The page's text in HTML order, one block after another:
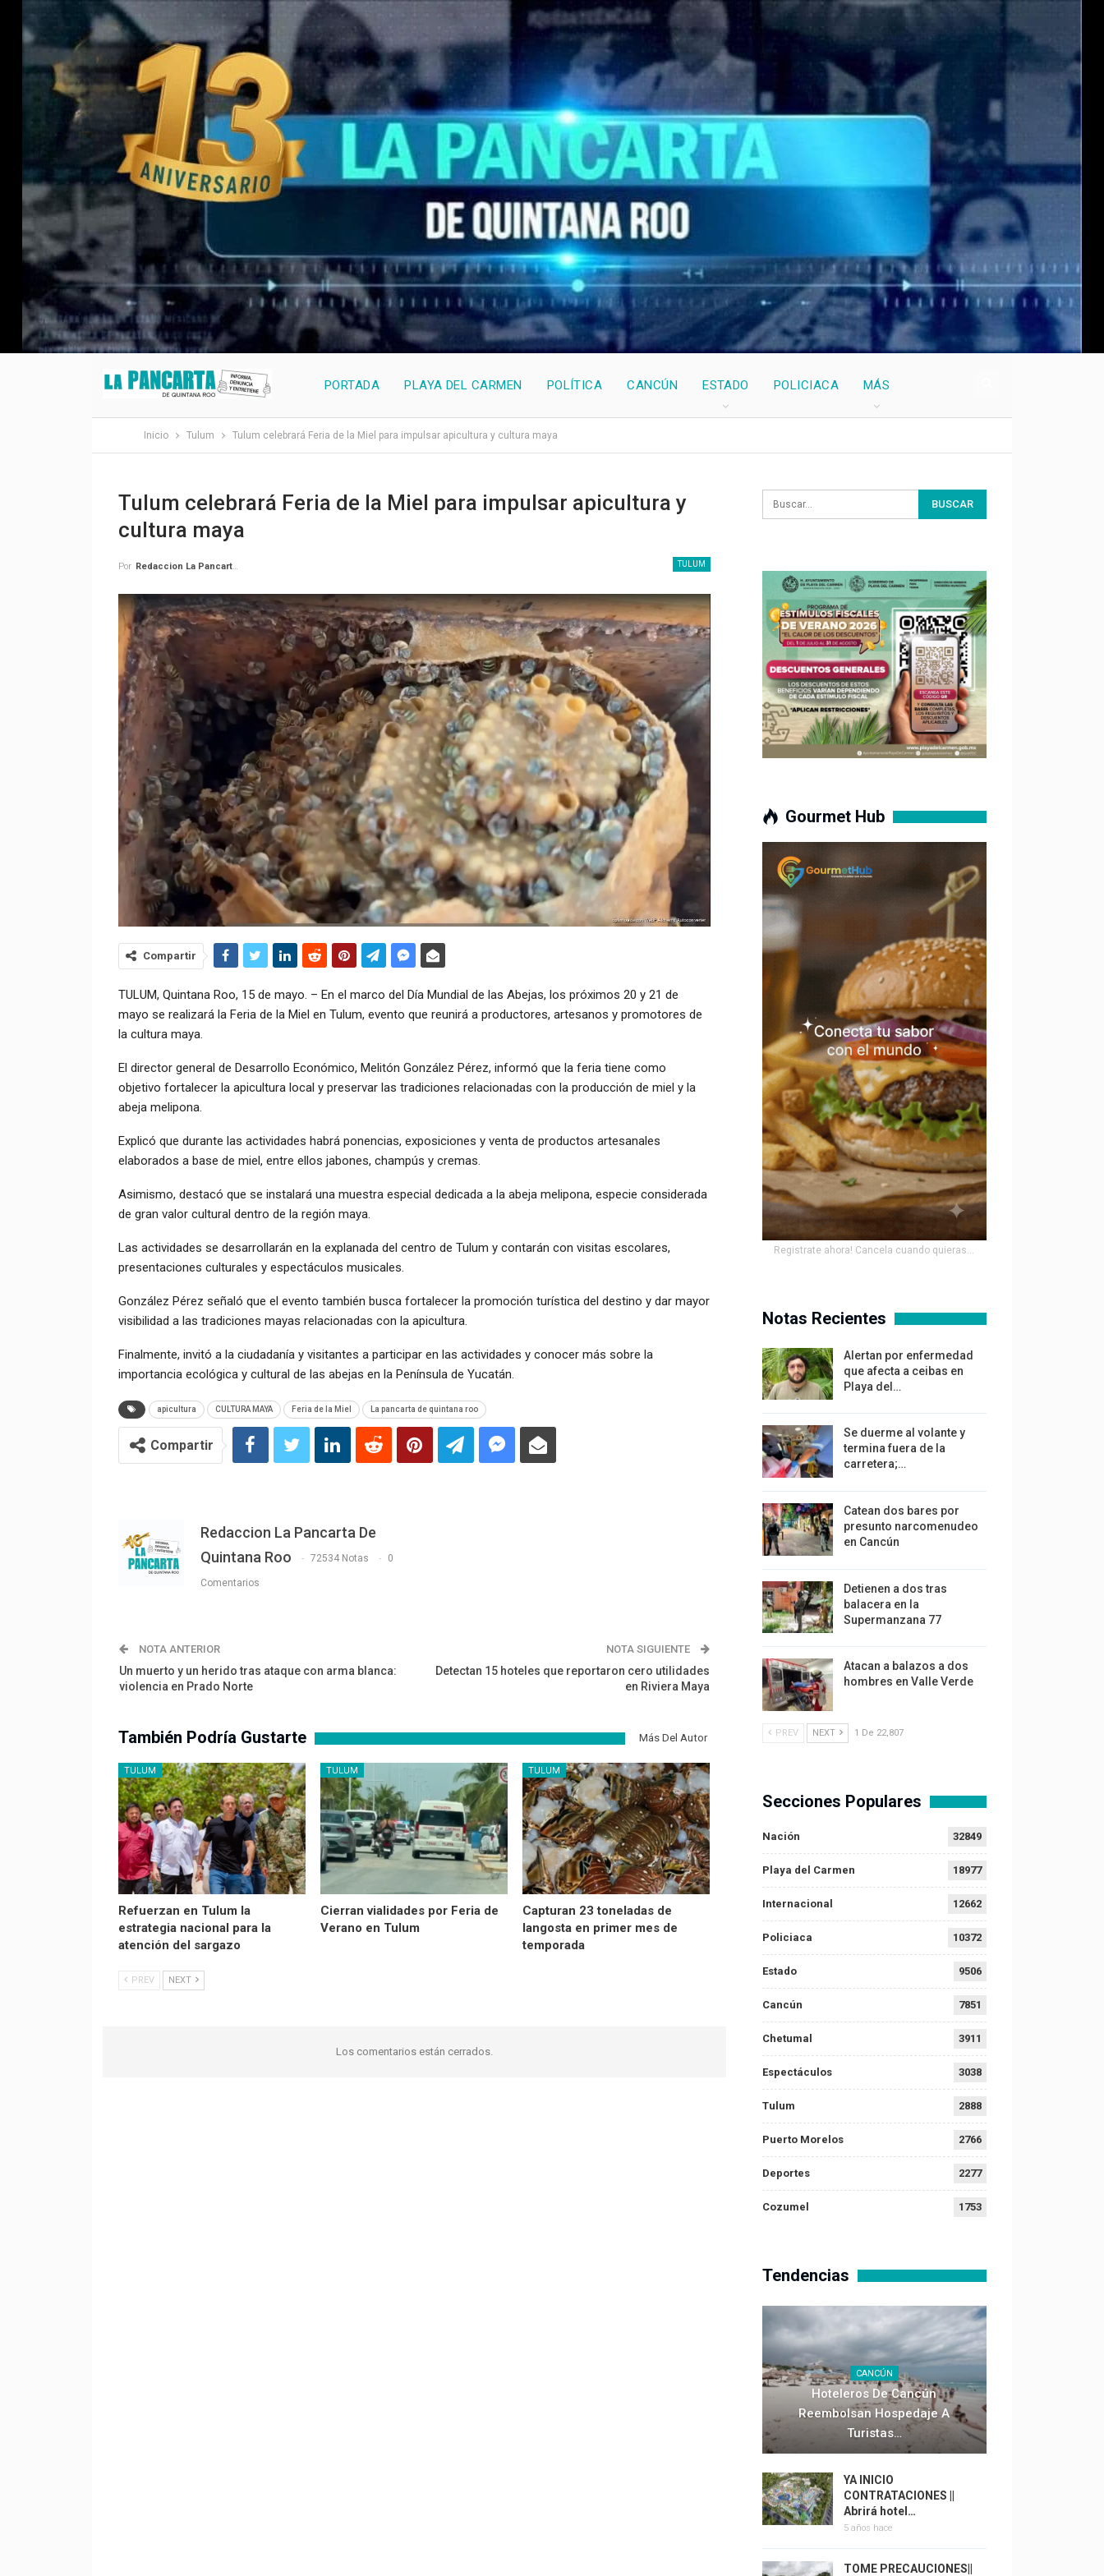
PORTADA PLAYA DEL CARMEN POLÍTICA CANCÚN ESTADO POLICIACA MÁS
Inicio Tulum Tulum celebrará Feria de la Miel para impulsar apicultura y cultura maya
Tulum celebrará Feria de la Miel para impulsar apicultura y
cultura maya
TULUM
Por Redaccion La Pancarta De Quintana Roo
Compartir
TULUM, Quintana Roo, 15 de mayo. – En el marco del Día Mundial de las Abejas, los próximos 20 y 21 de
mayo se realizará la Feria de la Miel en Tulum, evento que reunirá a productores, artesanos y promotores de
la cultura maya.
El director general de Desarrollo Económico, Melitón González Pérez, informó que la feria tiene como
objetivo fortalecer la apicultura local y preservar las tradiciones relacionadas con la producción de miel y la
abeja melipona.
Explicó que durante las actividades habrá ponencias, exposiciones y venta de productos artesanales
elaborados a base de miel, entre ellos jabones, champús y cremas.
Asimismo, destacó que se instalará una muestra especial dedicada a la abeja melipona, especie considerada
de gran valor cultural dentro de la región maya.
Las actividades se desarrollarán en la explanada del centro de Tulum y contarán con visitas escolares,
presentaciones culturales y espectáculos musicales.
González Pérez señaló que el evento también busca fortalecer la promoción turística del destino y dar mayor
visibilidad a las tradiciones mayas relacionadas con la apicultura.
Finalmente, invitó a la ciudadanía y visitantes a participar en las actividades y conocer más sobre la
importancia ecológica y cultural de las abejas en la Península de Yucatán.
apicultura CULTURA MAYA Feria de la Miel La pancarta de quintana roo
Compartir
Redaccion La Pancarta De
Quintana Roo
72534 Notas 0
Comentarios
NOTA ANTERIOR
Un muerto y un herido tras ataque con arma blanca:
violencia en Prado Norte
NOTA SIGUIENTE
Detectan 15 hoteles que reportaron cero utilidades
en Riviera Maya
También Podría Gustarte Más Del Autor
TULUM
Refuerzan en Tulum la
estrategia nacional para la
atención del sargazo
TULUM
Cierran vialidades por Feria de
Verano en Tulum
TULUM
Capturan 23 toneladas de
langosta en primer mes de
temporada
PREV NEXT
Los comentarios están cerrados.
Gourmet Hub
Registrate ahora! Cancela cuando quieras...
Notas Recientes
Alertan por enfermedad
que afecta a ceibas en
Playa del…
Se duerme al volante y
termina fuera de la
carretera;…
Catean dos bares por
presunto narcomenudeo
en Cancún
Detienen a dos tras
balacera en la
Supermanzana 77
Atacan a balazos a dos
hombres en Valle Verde
PREV NEXT 1 De 22,807
Secciones Populares
Nación 32849
Playa del Carmen 18977
Internacional 12662
Policiaca 10372
Estado 9506
Cancún 7851
Chetumal 3911
Espectáculos 3038
Tulum 2888
Puerto Morelos 2766
Deportes 2277
Cozumel 1753
Tendencias
CANCÚN
Hoteleros De Cancún
Reembolsan Hospedaje A
Turistas…
YA INICIO
CONTRATACIONES ||
Abrirá hotel…
5 años hace
TOME PRECAUCIONES||